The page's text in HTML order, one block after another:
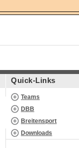
Quick-Links
Teams
DBB
Breitensport
Downloads